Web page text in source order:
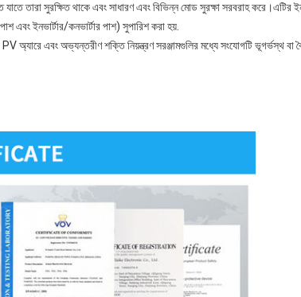
তারা সুরক্ষিত থাকে এবং সাধারণ এবং বিভিন্ন মোড সুরক্ষা সরবরাহ করে।এটির
এবং ইনভার্টার/কনভার্টার পাশ) সুপারিশ করা হয়.
অ্যারে এবং অভ্যন্তরীণ শক্তি নিয়ন্ত্রণ সরঞ্জামগুলির মধ্যে সংযোগটি ভূগর্ভস্থ বা